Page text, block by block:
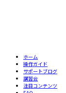
ホーム
操作ガイド
サポートブログ
講習会
注目コンテンツ